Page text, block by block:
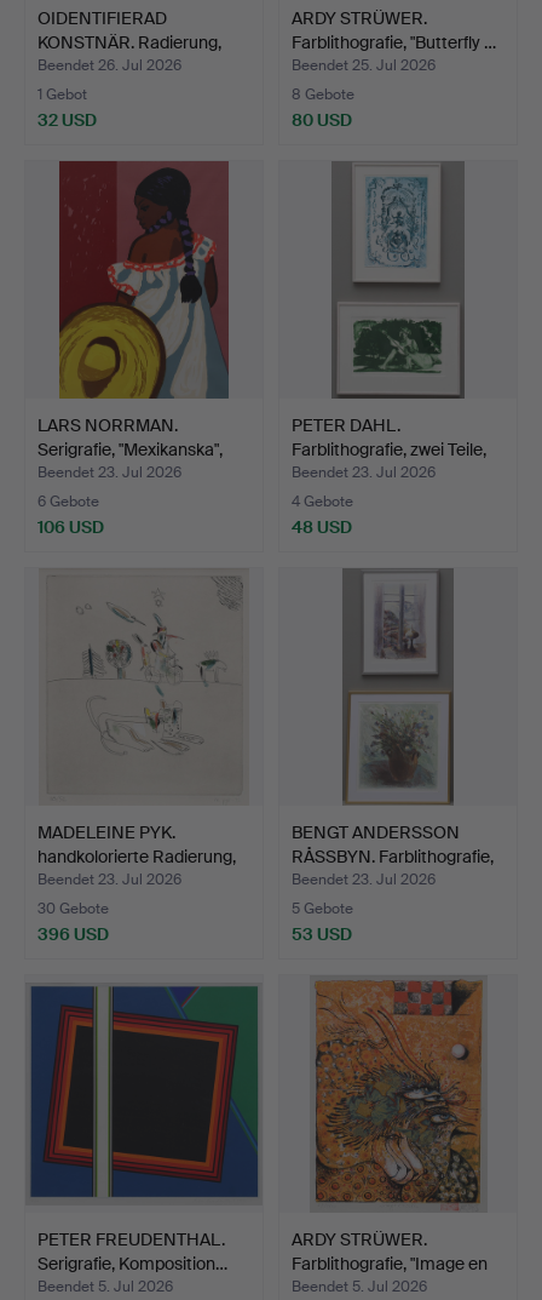
OIDENTIFIERAD
KONSTNÄR. Radierung,
Innenho…
Beendet 26. Jul 2026
1 Gebot
32 USD
ARDY STRÜWER.
Farblithografie, "Butterfly …
Beendet 25. Jul 2026
8 Gebote
80 USD
LARS NORRMAN.
Serigrafie, "Mexikanska",
nu…
Beendet 23. Jul 2026
6 Gebote
106 USD
PETER DAHL.
Farblithografie, zwei Teile,
s…
Beendet 23. Jul 2026
4 Gebote
48 USD
MADELEINE PYK.
handkolorierte Radierung,
K…
Beendet 23. Jul 2026
30 Gebote
396 USD
BENGT ANDERSSON
RÅSSBYN. Farblithografie,
…
Beendet 23. Jul 2026
5 Gebote
53 USD
PETER FREUDENTHAL.
Serigrafie, Komposition…
Beendet 5. Jul 2026
ARDY STRÜWER.
Farblithografie, "Image en
o…
Beendet 5. Jul 2026